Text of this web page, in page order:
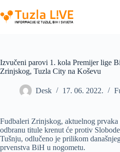
to
content
Izvučeni parovi 1. kola Premijer lige
Zrinjskog, Tuzla City na Koševu
Desk 17. 06. 2022.
Fudbaleri Zrinjskog, aktuelnog
odbranu titule krenut će protiv
Tušnju, odlučeno je prilikom
prvenstva BiH u nogometu.